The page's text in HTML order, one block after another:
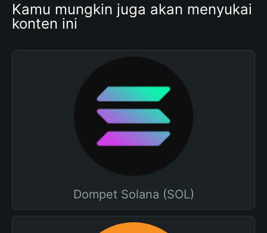
Kamu mungkin juga akan menyukai
konten ini
Dompet Solana (SOL)